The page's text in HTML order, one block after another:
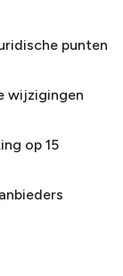
punten
wijzigingen
op 15